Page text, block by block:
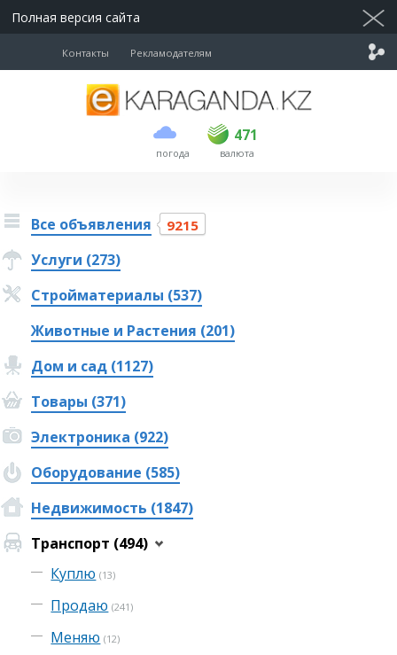
Полная версия сайта
Контакты Рекламодателям
погода
471
покупка продажа
USD 469.5
EUR валюта
Все объявления 9215
Услуги (273)
Стройматериалы (537)
Животные и Растения (201)
Дом и сад (1127)
Товары (371)
Электроника (922)
Оборудование (585)
Недвижимость (1847)
Транспорт (494)
Куплю (13)
Продаю (241)
Меняю (12)